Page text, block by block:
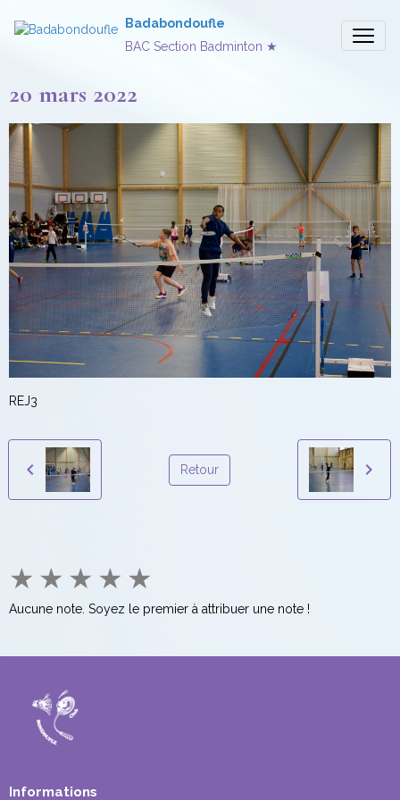
Badabondoufle
BAC Section Badminton ★
20 mars 2022
REJ3
Retour
★ ★ ★ ★ ★
Aucune note. Soyez le premier à attribuer une note !
Informations